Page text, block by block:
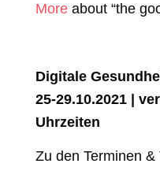
Moreabout “the
Digitale
25-29.10.2021 |
Uhrzeiten
Zu den Terminen